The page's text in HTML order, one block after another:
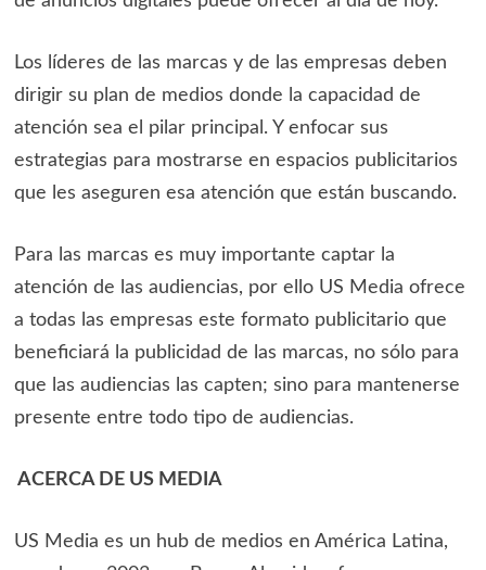
Los líderes de las marcas y de las empresas deben
dirigir su plan de medios donde la capacidad de
atención sea el pilar principal. Y enfocar sus
estrategias para mostrarse en espacios publicitarios
que les aseguren esa atención que están buscando.
Para las marcas es muy importante captar la
atención de las audiencias, por ello US Media ofrece
a todas las empresas este formato publicitario que
beneficiará la publicidad de las marcas, no sólo para
que las audiencias las capten; sino para mantenerse
presente entre todo tipo de audiencias.
ACERCA DE US MEDIA
US Media es un hub de medios en América Latina,